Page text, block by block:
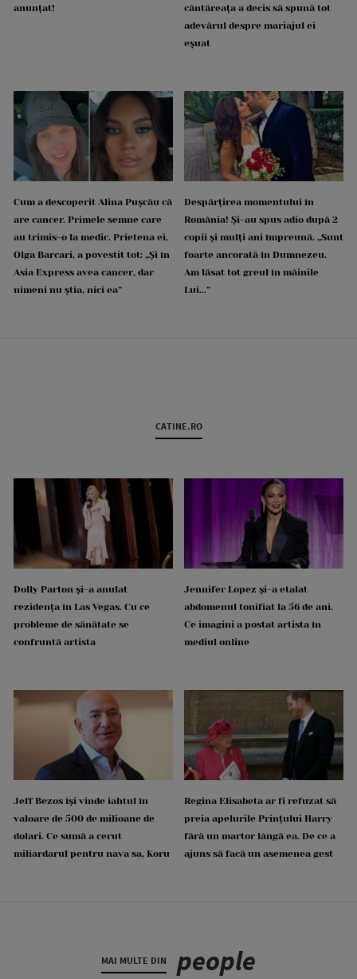
anunțat!
cântăreața a decis să spună tot
adevărul despre mariajul ei
eșuat
Cum a descoperit Alina Pușcău că
are cancer. Primele semne care
au trimis-o la medic. Prietena ei,
Olga Barcari, a povestit tot: „Și în
Asia Express avea cancer, dar
nimeni nu știa, nici ea”
Despărțirea momentului în
România! Și-au spus adio după 2
copii și mulți ani împreună. „Sunt
foarte ancorată în Dumnezeu.
Am lăsat tot greul în mâinile
Lui...”
CATINE.RO
Dolly Parton și-a anulat
rezidența în Las Vegas. Cu ce
probleme de sănătate se
confruntă artista
Jennifer Lopez și-a etalat
abdomenul tonifiat la 56 de ani.
Ce imagini a postat artista în
mediul online
Jeff Bezos își vinde iahtul în
valoare de 500 de milioane de
dolari. Ce sumă a cerut
miliardarul pentru nava sa, Koru
Regina Elisabeta ar fi refuzat să
preia apelurile Prințului Harry
fără un martor lângă ea. De ce a
ajuns să facă un asemenea gest
MAI MULTE DIN people